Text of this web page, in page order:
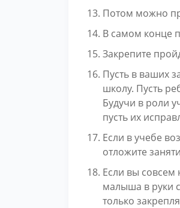
Потом можно
В самом конце
Закрепите
Пусть в ваших
школу. Пусть
Будучи в роли
пусть их
Если в учебе
отложите
Если вы совсем
малыша в руки
только